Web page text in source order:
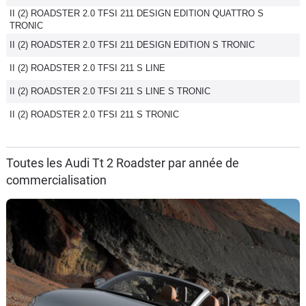
II (2) ROADSTER 2.0 TFSI 211 DESIGN EDITION QUATTRO S
TRONIC
II (2) ROADSTER 2.0 TFSI 211 DESIGN EDITION S TRONIC
II (2) ROADSTER 2.0 TFSI 211 S LINE
II (2) ROADSTER 2.0 TFSI 211 S LINE S TRONIC
II (2) ROADSTER 2.0 TFSI 211 S TRONIC
Toutes les Audi Tt 2 Roadster par année de
commercialisation